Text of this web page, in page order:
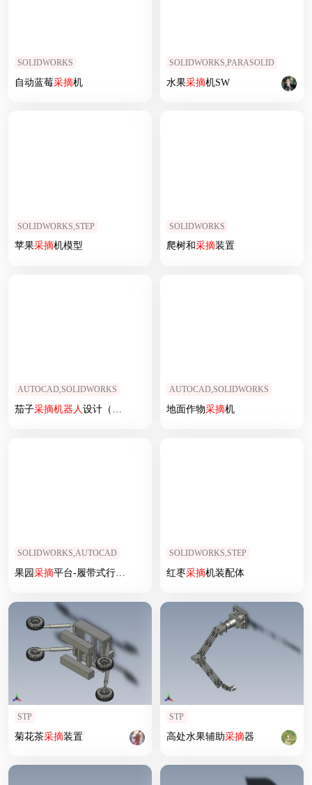
SOLIDWORKS
自动蓝莓采摘机
SOLIDWORKS,PARASOLID
水果采摘机SW
SOLIDWORKS,STEP
苹果采摘机模型
SOLIDWORKS
爬树和采摘装置
AUTOCAD,SOLIDWORKS
茄子采摘机器人设计（SW+CAD+说明书+Matlab仿真等）
AUTOCAD,SOLIDWORKS
地面作物采摘机
SOLIDWORKS,AUTOCAD
果园采摘平台-履带式行走 平台三维
SOLIDWORKS,STEP
红枣采摘机装配体
STP
菊花茶采摘装置
STP
高处水果辅助采摘器